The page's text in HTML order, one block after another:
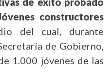
constructores
del cual, durante
de Gobierno,
1.000 jóvenes de las